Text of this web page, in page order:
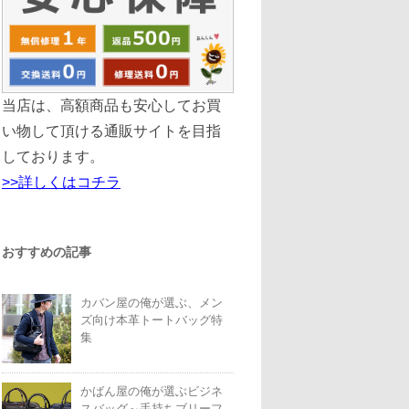
当店は、高額商品も安心してお買
い物して頂ける通販サイトを目指
しております。
>>詳しくはコチラ
おすすめの記事
カバン屋の俺が選ぶ、メン
ズ向け本革トートバッグ特
集
かばん屋の俺が選ぶビジネ